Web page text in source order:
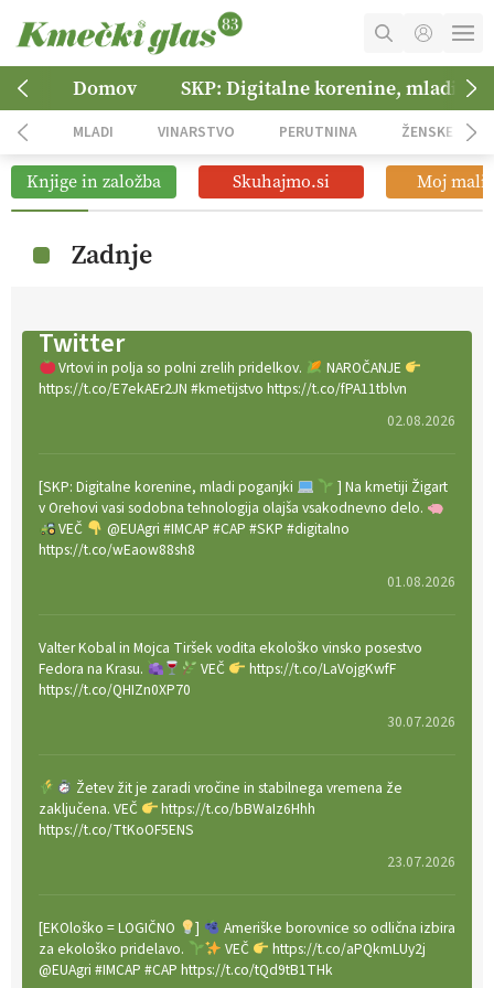
MOJ RAČUN
NAROČITE SE
OGLASNO TRŽENJE
Domov SKP: Digitalne korenine, mladi
MLADI VINARSTVO PERUTNINA ŽENSKE
Knjige in založba Skuhajmo.si Moj mali
Zadnje
Twitter
Vrtovi in polja so polni zrelih pridelkov.
NAROČANJE
https://t.co/E7ekAEr2JN #kmetijstvo https://t.co/fPA11tblvn
02.08.2026
[SKP: Digitalne korenine, mladi poganjki
] Na kmetiji Žigart
v Orehovi vasi sodobna tehnologija olajša vsakodnevno delo.
VEČ
@EUAgri #IMCAP #CAP #SKP #digitalno
https://t.co/wEaow88sh8
01.08.2026
Valter Kobal in Mojca Tiršek vodita ekološko vinsko posestvo
Fedora na Krasu.
VEČ
https://t.co/LaVojgKwfF
https://t.co/QHIZn0XP70
30.07.2026
Žetev žit je zaradi vročine in stabilnega vremena že
zaključena. VEČ
https://t.co/bBWaIz6Hhh
https://t.co/TtKoOF5ENS
23.07.2026
[EKOloško = LOGIČNO ]
Ameriške borovnice so odlična izbira
za ekološko pridelavo.
VEČ
https://t.co/aPQkmLUy2j
@EUAgri #IMCAP #CAP https://t.co/tQd9tB1THk